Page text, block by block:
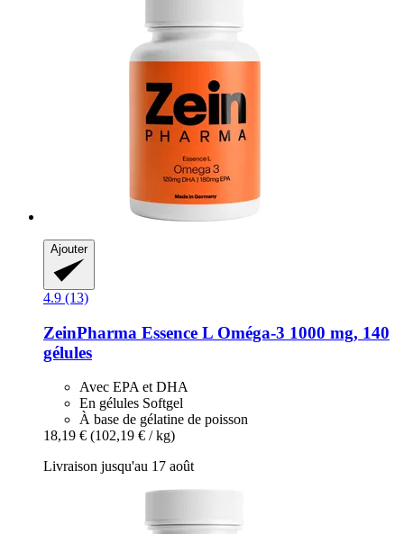
Ajouter
4.9 (13)
ZeinPharma Essence L Oméga-​3 1000 mg, 140
gélules
Avec EPA et DHA
En gélules Softgel
À base de gélatine de poisson
18,19 € (102,19 € / kg)
Livraison jusqu'au 17 août